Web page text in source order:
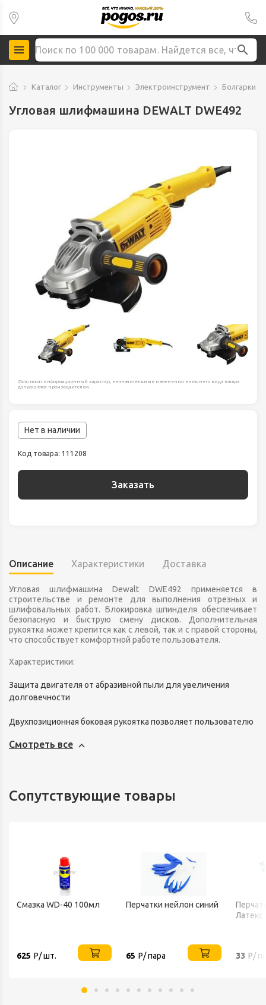
Каталог Инструменты Электроинструмент Болгарки
Угловая шлифмашина DEWALT DWE492
Фото носят информационный характер, незначительные изменения внешнего вида товара
допускаются производителем.
Нет в наличии
Код товара: 111208
Заказать
Описание Характеристики Доставка
Угловая шлифмашина Dewalt DWE492 применяется в
строительстве и ремонте для выполнения отрезных и
шлифовальных работ. Блокировка шпинделя обеспечивает
безопасную и быструю смену дисков. Дополнительная
рукоятка может крепится как с левой, так и с правой стороны,
что способствует комфортной работе пользователя.
Характеристики:
Защита двигателя от абразивной пыли для увеличения
долговечности
Двухпозиционная боковая рукоятка позволяет пользователю
удобства
Самоотключающиеся щётки
Смотреть все
Сопутствующие товары
Смазка WD-40 100мл
625 Р/ шт.
Перчатки нейлон синий
65 Р/ пара
Латекс
33 Р/